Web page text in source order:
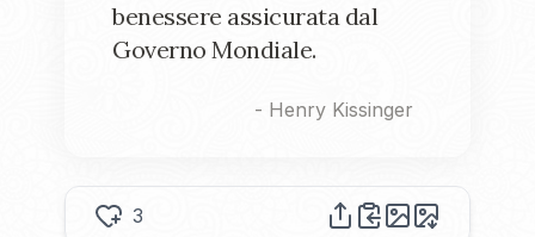
benessere assicurata dal
Governo Mondiale.
- Henry Kissinger
3